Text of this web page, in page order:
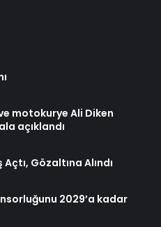
motokurye Ali Diken
açıklandı
Gözaltına Alındı
2029’a kadar